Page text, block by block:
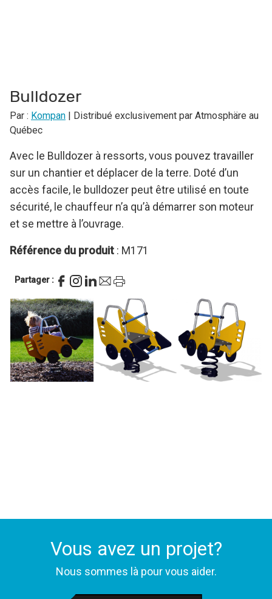
Bulldozer
Par : Kompan | Distribué exclusivement par Atmosphäre au
Québec
Avec le Bulldozer à ressorts, vous pouvez travailler
sur un chantier et déplacer de la terre. Doté d’un
accès facile, le bulldozer peut être utilisé en toute
sécurité, le chauffeur n’a qu’à démarrer son moteur
et se mettre à l’ouvrage.
Référence du produit : M171
Partager :
Vous avez un projet?
Nous sommes là pour vous aider.